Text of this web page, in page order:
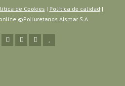
de Cookies | Política de calidad |
©Poliuretanos Aismar S.A.